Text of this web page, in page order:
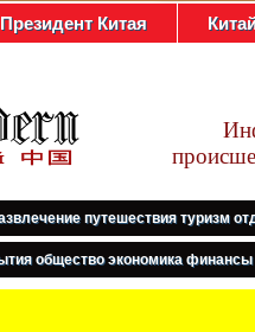
Президент Китая
путешествия туризм
общество экономика финансы